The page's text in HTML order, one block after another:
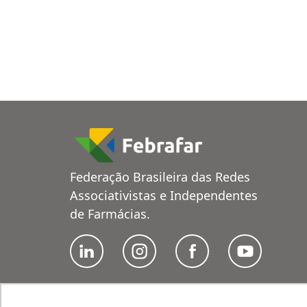
Federação Brasileira das Redes
Associativistas e Independentes
de Farmácias.